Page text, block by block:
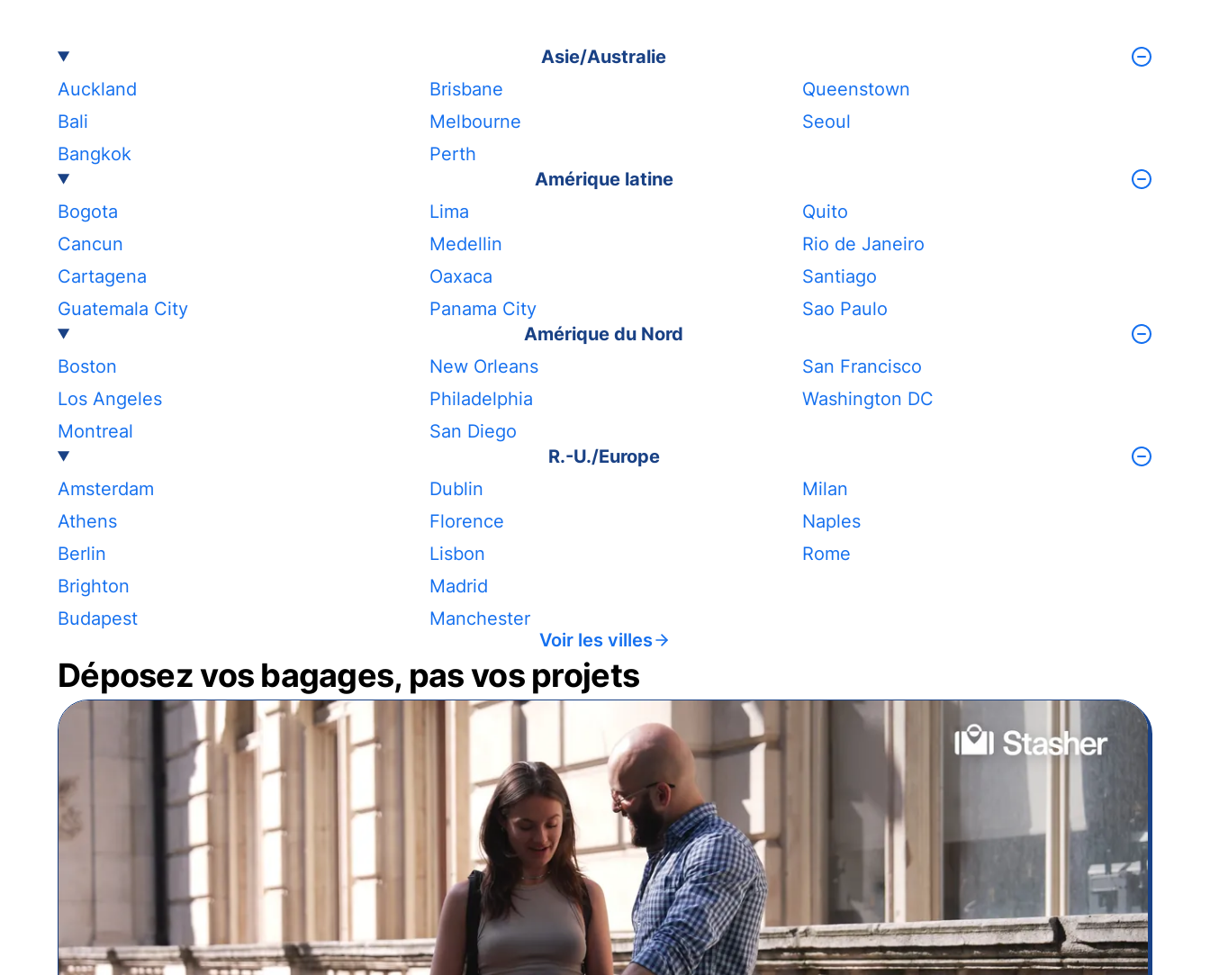
Asie/Australie
Auckland
Bali
Bangkok
Brisbane
Melbourne
Perth
Queenstown
Seoul
Amérique latine
Bogota
Cancun
Cartagena
Guatemala City
Lima
Medellin
Oaxaca
Panama City
Quito
Rio de Janeiro
Santiago
Sao Paulo
Amérique du Nord
Boston
Los Angeles
Montreal
New Orleans
Philadelphia
San Diego
San Francisco
Washington DC
R.-U./Europe
Amsterdam
Athens
Berlin
Brighton
Budapest
Dublin
Florence
Lisbon
Madrid
Manchester
Milan
Naples
Rome
Voir les villes
Déposez vos bagages, pas vos projets